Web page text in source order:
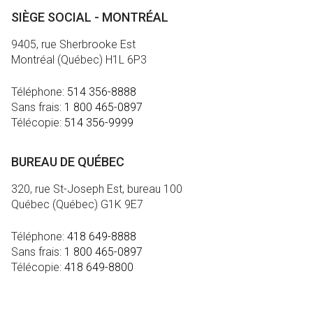
SIÈGE SOCIAL - MONTRÉAL
9405, rue Sherbrooke Est
Montréal (Québec) H1L 6P3
Téléphone: 514 356-8888
Sans frais: 1 800 465-0897
Télécopie: 514 356-9999
BUREAU DE QUÉBEC
320, rue St-Joseph Est, bureau 100
Québec (Québec) G1K 9E7
Téléphone: 418 649-8888
Sans frais: 1 800 465-0897
Télécopie: 418 649-8800